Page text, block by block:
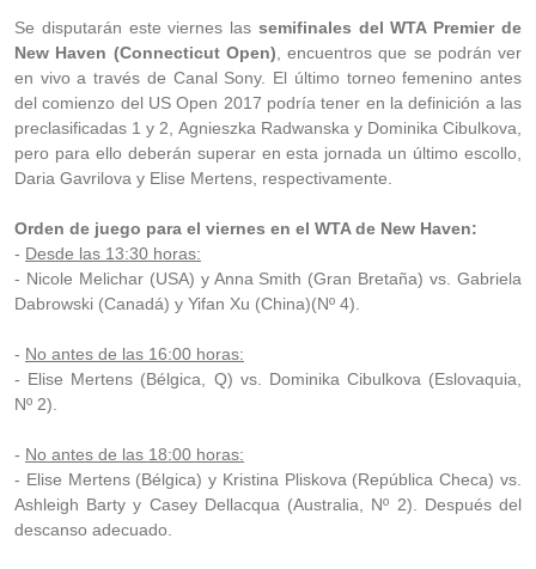
Se disputarán este viernes las semifinales del WTA Premier de
New Haven (Connecticut Open) , encuentros que se podrán ver
en vivo a través de Canal Sony. El último torneo femenino antes
del comienzo del US Open 2017 podría tener en la definición a las
preclasificadas 1 y 2, Agnieszka Radwanska y Dominika Cibulkova,
pero para ello deberán superar en esta jornada un último escollo,
Daria Gavrilova y Elise Mertens, respectivamente.
Orden de juego para el viernes en el WTA de New Haven:
- Desde las 13:30 horas:
- Nicole Melichar (USA) y Anna Smith (Gran Bretaña) vs. Gabriela
Dabrowski (Canadá) y Yifan Xu (China)(Nº 4).
- No antes de las 16:00 horas:
- Elise Mertens (Bélgica, Q) vs. Dominika Cibulkova (Eslovaquia,
Nº 2).
- No antes de las 18:00 horas:
- Elise Mertens (Bélgica) y Kristina Pliskova (República Checa) vs.
Ashleigh Barty y Casey Dellacqua (Australia, Nº 2). Después del
descanso adecuado.